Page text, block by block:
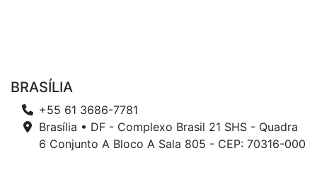
BRASÍLIA
+55 61 3686-7781
Brasília • DF - Complexo Brasil 21 SHS - Quadra
6 Conjunto A Bloco A Sala 805 - CEP: 70316-000